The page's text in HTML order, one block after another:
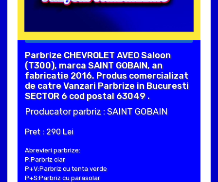
Parbrize CHEVROLET AVEO Saloon
(T300), marca SAINT GOBAIN, an
fabricatie 2016. Produs comercializat
de catre Vanzari Parbrize in Bucuresti
SECTOR 6 cod postal 63049 .
Producator parbriz : SAINT GOBAIN
Pret : 290 Lei
Abrevieri parbrize:
P:Parbriz clar
P+V:Parbriz cu tenta verde
P+S:Parbriz cu parasolar